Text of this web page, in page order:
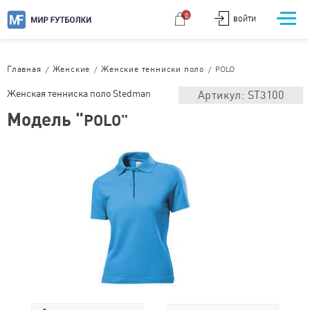
ВОЙТИ
0
Главная / Женские /Женские тенниски поло / POLO
Женская тенниска поло Stedman Артикул: ST3100
Модель "POLO"